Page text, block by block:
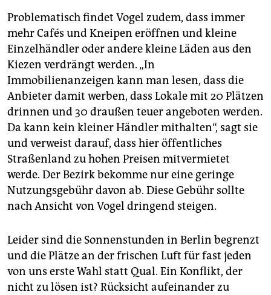
Problematisch findet Vogel zudem, dass immer
mehr Cafés und Kneipen eröffnen und kleine
Einzelhändler oder andere kleine Läden aus den
Kiezen verdrängt werden. „In
Immobilienanzeigen kann man lesen, dass die
Anbieter damit werben, dass Lokale mit 20 Plätzen
drinnen und 30 draußen teuer angeboten werden.
Da kann kein kleiner Händler mithalten“, sagt sie
und verweist darauf, dass hier öffentliches
Straßenland zu hohen Preisen mitvermietet
werde. Der Bezirk bekomme nur eine geringe
Nutzungsgebühr davon ab. Diese Gebühr sollte
nach Ansicht von Vogel dringend steigen.
Leider sind die Sonnenstunden in Berlin begrenzt
und die Plätze an der frischen Luft für fast jeden
von uns erste Wahl statt Qual. Ein Konflikt, der
nicht zu lösen ist? Rücksicht aufeinander zu